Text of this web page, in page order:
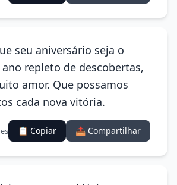
seu aniversário seja o
repleto de descobertas,
amor. Que possamos
cada nova vitória.
📋 Copiar 📤 Compartilhar